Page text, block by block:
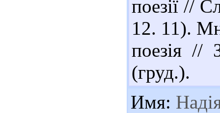
поезії //
12. 11).
поезія
(груд.).
Имя: